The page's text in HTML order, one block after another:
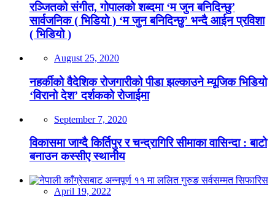
रञ्जितको संगीत, गोपालको शब्दमा ‘म जुन बनिदिन्छु’
सार्वजनिक ( भिडियो ) ‘म जुन बनिदिन्छु’ भन्दै आईन प्रविशा
( भिडियो )
August 25, 2020
नहर्कीको वैदेशिक रोजगारीको पीडा झल्काउने म्यूजिक भिडियो
‘विरानो देश’ दर्शकको रोजाईमा
September 7, 2020
विकासमा जाग्दै किर्तिपुर र चन्द्रागिरि सीमाका वासिन्दा : बाटो
बनाउन कस्सीए स्थानीय
April 19, 2022